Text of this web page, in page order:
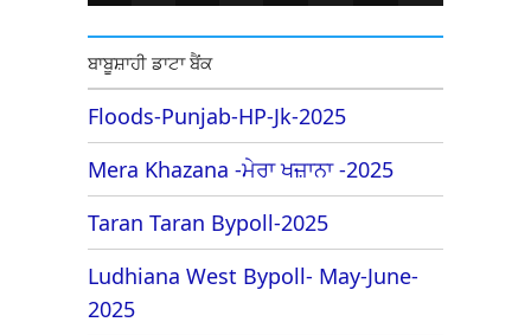
ਬਾਬੂਸ਼ਾਹੀ ਡਾਟਾ ਬੈਂਕ
Floods-Punjab-HP-Jk-2025
Mera Khazana -ਮੇਰਾ ਖਜ਼ਾਨਾ -2025
Taran Taran Bypoll-2025
Ludhiana West Bypoll- May-June-
2025